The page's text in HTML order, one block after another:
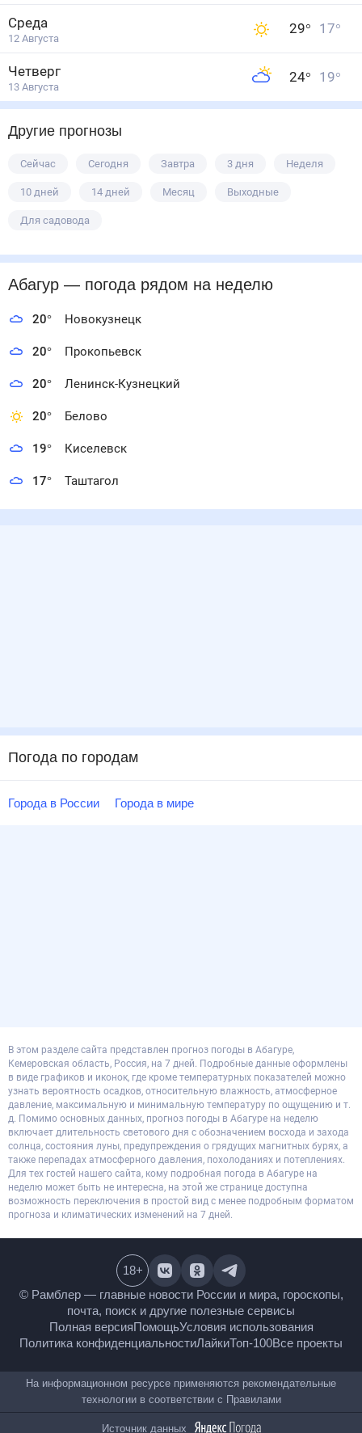
Среда
12 Августа
29° 17°
Четверг
13 Августа
24° 19°
Другие прогнозы
Сейчас Сегодня Завтра 3 дня Неделя
10 дней 14 дней Месяц Выходные
Для садовода
Абагур— погода рядом на неделю
20° Новокузнецк
20° Прокопьевск
20° Ленинск-Кузнецкий
20° Белово
19° Киселевск
17° Таштагол
Погода по городам
Города в России Города в мире
В этом разделе сайта представлен прогноз погоды в Абагуре,
Кемеровская область, Россия, на 7 дней. Подробные данные оформлены
в виде графиков и иконок, где кроме температурных показателей можно
узнать вероятность осадков, относительную влажность, атмосферное
давление, максимальную и минимальную температуру по ощущению и т.
д. Помимо основных данных, прогноз погоды в Абагуре на неделю
включает длительность светового дня с обозначением восхода и захода
солнца, состояния луны, предупреждения о грядущих магнитных бурях, а
также перепадах атмосферного давления, похолоданиях и потеплениях.
Для тех гостей нашего сайта, кому подробная погода в Абагуре на
неделю может быть не интересна, на этой же странице доступна
возможность переключения в простой вид с менее подробным форматом
прогноза и климатических изменений на 7 дней.
© Рамблер — главные новости России и мира,
гороскопы, почта, поиск и другие полезные сервисы
Полная версияПомощьУсловия использования
Политика конфиденциальностиЛайкиТоп-100
18+
На информационном ресурсе применяются
рекомендательные технологии в соответствии сПравилами